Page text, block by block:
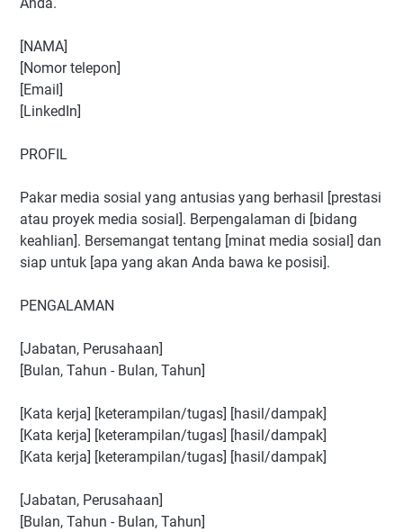
[NAMA]
[Nomor telepon]
[Email]
[LinkedIn]
PROFIL
Pakar media sosial yang antusias yang berhasil [prestasi
atau proyek media sosial]. Berpengalaman di [bidang
keahlian]. Bersemangat tentang [minat media sosial] dan
siap untuk [apa yang akan Anda bawa ke posisi].
PENGALAMAN
[Jabatan, Perusahaan]
[Bulan, Tahun - Bulan, Tahun]
[Kata kerja] [keterampilan/tugas] [hasil/dampak]
[Kata kerja] [keterampilan/tugas] [hasil/dampak]
[Kata kerja] [keterampilan/tugas] [hasil/dampak]
[Jabatan, Perusahaan]
[Bulan, Tahun - Bulan, Tahun]